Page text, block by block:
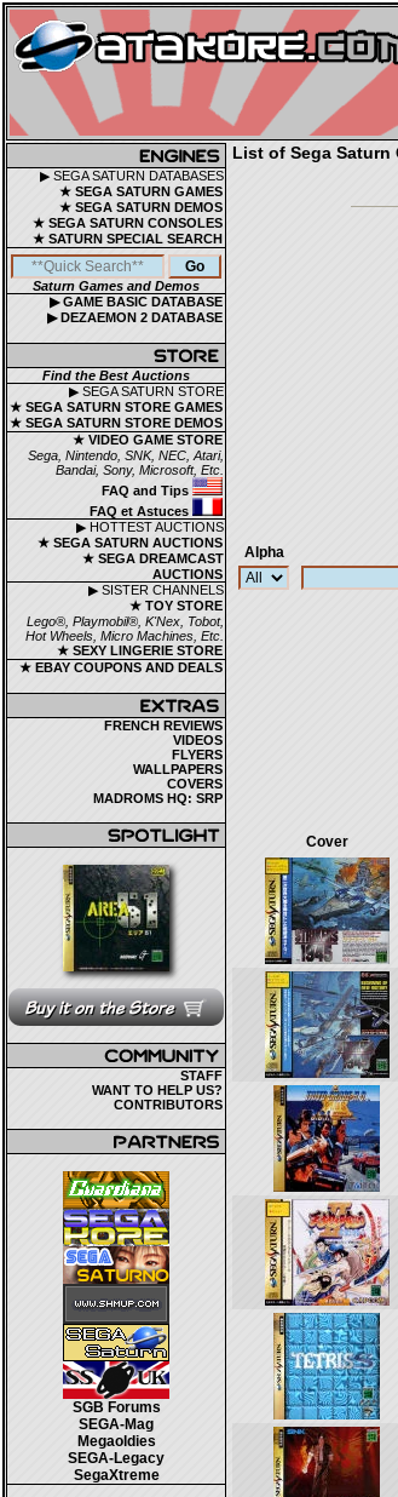
▶ SEGA SATURN DATABASES
★ SEGA SATURN GAMES
★ SEGA SATURN DEMOS
★ SEGA SATURN CONSOLES
★ SATURN SPECIAL SEARCH
Saturn Games and Demos
▶ GAME BASIC DATABASE
▶ DEZAEMON 2 DATABASE
Find the Best Auctions
▶ SEGA SATURN STORE
★ SEGA SATURN STORE GAMES
★ SEGA SATURN STORE DEMOS
★ VIDEO GAME STORE
Sega, Nintendo, SNK, NEC, Atari,
Bandai, Sony, Microsoft, Etc.
FAQ and Tips
FAQ et Astuces
▶ HOTTEST AUCTIONS
★ SEGA SATURN AUCTIONS
★ SEGA DREAMCAST
AUCTIONS
▶ SISTER CHANNELS
★ TOY STORE
Lego®, Playmobil®, K'Nex, Tobot,
Hot Wheels, Micro Machines, Etc.
★ SEXY LINGERIE STORE
★ EBAY COUPONS AND DEALS
FRENCH REVIEWS
VIDEOS
FLYERS
WALLPAPERS
COVERS
MADROMS HQ: SRP
STAFF
WANT TO HELP US?
CONTRIBUTORS
SGB Forums
SEGA-Mag
Megaoldies
SEGA-Legacy
SegaXtreme
List of Sega Saturn
Alpha
Cover